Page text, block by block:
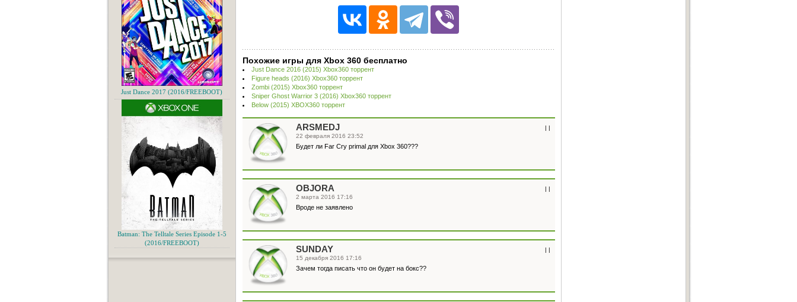
Похожие игры для Xbox 360 бесплатно
Just Dance 2016 (2015) Xbox360 торрент
Figure heads (2016) Xbox360 торрент
Zombi (2015) Xbox360 торрент
Sniper Ghost Warrior 3 (2016) Xbox360 торрент
Below (2015) XBOX360 торрент
| |
ARSMEDJ
22 февраля 2016 23:52
Будет ли Far Cry primal для Xbox 360???
| |
OBJORA
2 марта 2016 17:16
Вроде не заявлено
| |
SUNDAY
15 декабря 2016 17:16
Зачем тогда писать что он будет на бокс??
Just Dance 2017 (2016/FREEBOOT)
Batman: The Telltale Series Episode 1-5
(2016/FREEBOOT)